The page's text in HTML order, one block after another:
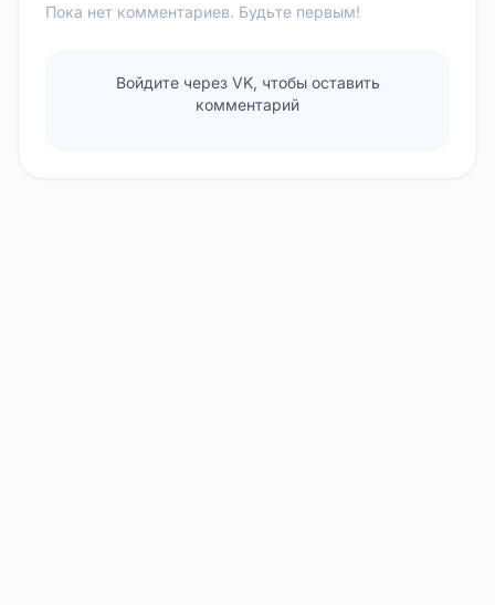
Пока нет комментариев. Будьте первым!
Войдите через VK, чтобы оставить
комментарий